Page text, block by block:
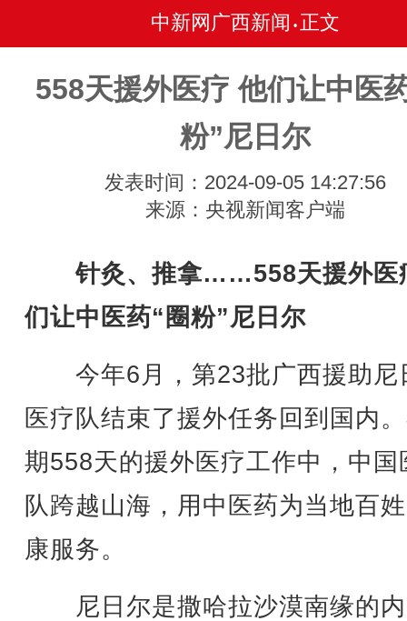
中新网广西新闻 • 正文
558天援外医疗 他们让中医
粉”尼日尔
发表时间：2024-09-05 14:27:56
来源：央视新闻客户端
针灸、推拿……558天援外医
们让中医药“圈粉”尼日尔
今年6月，第23批广西援助尼
医疗队结束了援外任务回到国内
期558天的援外医疗工作中，中国
队跨越山海，用中医药为当地百
康服务。
尼日尔是撒哈拉沙漠南缘的